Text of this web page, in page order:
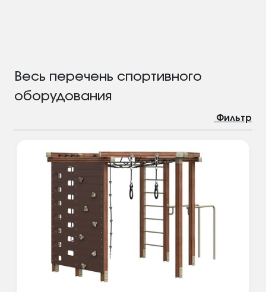
Весь перечень спортивного
оборудования
Фильтр